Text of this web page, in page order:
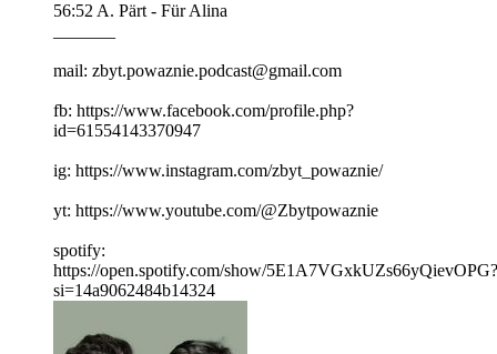
56:52 A. Pärt - Für Alina
mail: zbyt.powaznie.podcast@gmail.com
fb: https://www.facebook.com/profile.php?
id=61554143370947
ig: https://www.instagram.com/zbyt_powaznie/
yt: https://www.youtube.com/@Zbytpowaznie
spotify:
https://open.spotify.com/show/5E1A7VGxkUZs66yQievOPG?
si=14a9062484b14324